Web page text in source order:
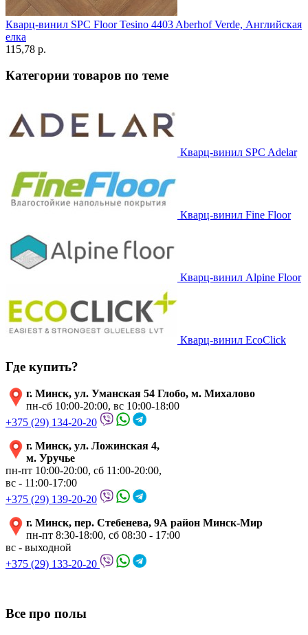
Кварц-винил SPC Floor Tesino 4403 Aberhof Verde, Английская
елка
115,78 p.
Категории товаров по теме
Кварц-винил SPC Adelar
Кварц-винил Fine Floor
Кварц-винил Alpine Floor
Кварц-винил EcoClick
Где купить?
г. Минск, ул. Уманская 54 Глобо, м. Михалово
пн-сб 10:00-20:00, вс 10:00-18:00
+375 (29) 134-20-20
г. Минск, ул. Ложинская 4,
м. Уручье
пн-пт 10:00-20:00, сб 11:00-20:00,
вс - 11:00-17:00
+375 (29) 139-20-20
г. Минск, пер. Стебенева, 9А район Минск-Мир
пн-пт 8:30-18:00, сб 08:30 - 17:00
вс - выходной
+375 (29) 133-20-20
Все про полы